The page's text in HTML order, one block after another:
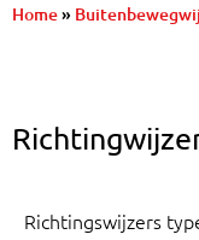
Home»
Richtingswijzers